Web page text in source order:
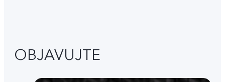
OBJAVUJTE